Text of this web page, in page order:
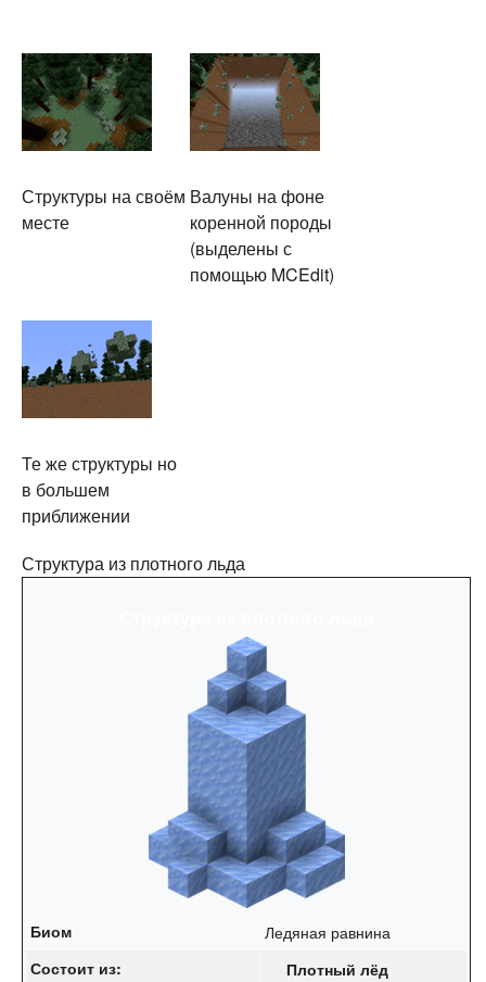
Структуры на своём
месте
Валуны на фоне
коренной породы
(выделены с
помощью MCEdit)
Те же структуры но
в большем
приближении
Структура из плотного льда
Биом Ледяная равнина
Состоит из:
Плотный лёд